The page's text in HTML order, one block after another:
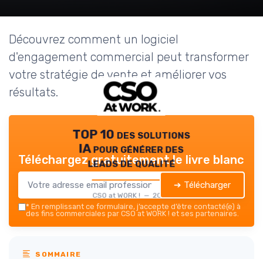
Découvrez comment un logiciel
d'engagement commercial peut transformer
votre stratégie de vente et améliorer vos
résultats.
TOP 10 des solutions
IA pour générer des
leads de qualité
CSO at WORK ! — 2026
Téléchargez gratuitement le livre blanc
➔ Télécharger
* En remplissant ce formulaire, j’accepte d’être contacté(e) à
des fins commerciales par CSO at WORK ! et ses partenaires.
SOMMAIRE